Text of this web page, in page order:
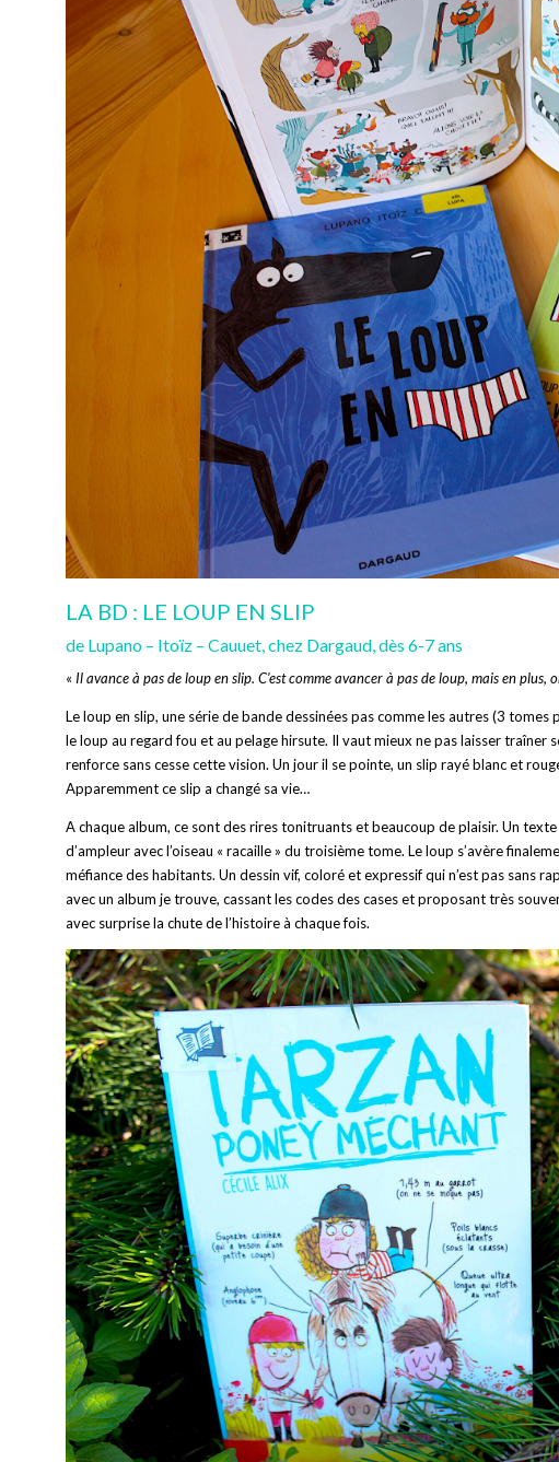
LA BD : LE LOUP EN SLIP
de Lupano – Itoïz – Cauuet, chez Dargaud, dès 6-7 ans
« Il avance à pas de loup en slip. C’est comme avancer à pas de loup, mais en plus,
Le loup en slip, une série de bande dessinées pas comme les autres (3
le loup au regard fou et au pelage hirsute. Il vaut mieux ne pas laisser traîner
renforce sans cesse cette vision. Un jour il se pointe, un slip rayé blanc et
Apparemment ce slip a changé sa vie…
A chaque album, ce sont des rires tonitruants et beaucoup de plaisir. Un
d’ampleur avec l’oiseau « racaille » du troisième tome. Le loup s’avère
méfiance des habitants. Un dessin vif, coloré et expressif qui n’est pas sans
avec un album je trouve, cassant les codes des cases et proposant très
avec surprise la chute de l’histoire à chaque fois.